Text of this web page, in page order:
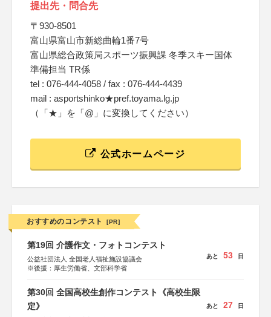
提出先・問合先
〒930-8501
富山県富山市新総曲輪1番7号
富山県総合政策局スポーツ振興課 冬季スキー国体
準備担当 TR係
tel : 076-444-4058 / fax : 076-444-4439
mail : asportshinko★pref.toyama.lg.jp
（「★」を「@」に変換してください）
公式ホームページ
おすすめのコンテスト [PR]
第19回 介護作文・フォトコンテスト
公益社団法人 全国老人福祉施設協議会
※後援：厚生労働省、文部科学省
あと 53 日
第30回 全国高校生創作コンテスト《高校生限
定》
あと 27 日